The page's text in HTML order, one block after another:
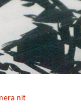
nit